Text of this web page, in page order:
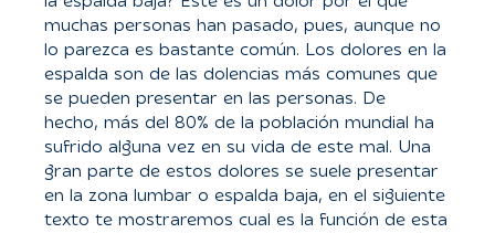
muchas personas han pasado, pues, aunque no
lo parezca es bastante común. Los dolores en la
espalda son de las dolencias más comunes que
se pueden presentar en las personas. De
hecho, más del 80% de la población mundial ha
sufrido alguna vez en su vida de este mal. Una
gran parte de estos dolores se suele presentar
en la zona lumbar o espalda baja, en el siguiente
texto te mostraremos cual es la función de esta